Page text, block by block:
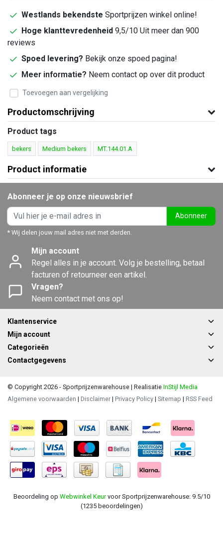
Westlands bekendste Sportprijzen winkel online!
Hoge klanttevredenheid 9,5/10 Uit meer dan 900
reviews
Spoed levering? Bekijk onze spoed pagina!
Meer informatie? Neem contact op over dit product
Toevoegen aan vergelijking
Productomschrijving
Product tags
bekers Medium bekers MT.144.01.A
Product informatie
Abonneer je op onze nieuwsbrief
Abonneer
* Wij delen jouw mail adres niet met derden.
Mijn account
Regel alles in je account. Volg je bestelling, betaal
facturen of retourneer een artikel.
Vragen?
Neem contact met ons op!
Klantenservice
Mijn account
Categorieën
Contactgegevens
© Copyright 2026 - Sportprijzenwarehouse | Realisatie InStijl Media
Algemene voorwaarden | Disclaimer | Privacy Policy | Sitemap | RSS Feed
Beoordeling op Webwinkel Keurvoor Sportprijzenwarehouse: 9.5/10
(1235 beoordelingen)